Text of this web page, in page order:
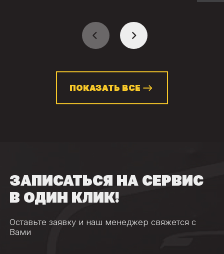
ПОКАЗАТЬ ВСЕ
ЗАПИСАТЬСЯ НА СЕРВИС
В ОДИН КЛИК!
Оставьте заявку и наш менеджер свяжется с
Вами